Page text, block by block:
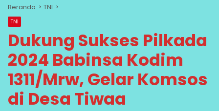
Beranda TNI
TNI
Dukung Sukses Pilkada
2024 Babinsa Kodim
1311/Mrw, Gelar Komsos
di Desa Tiwaa